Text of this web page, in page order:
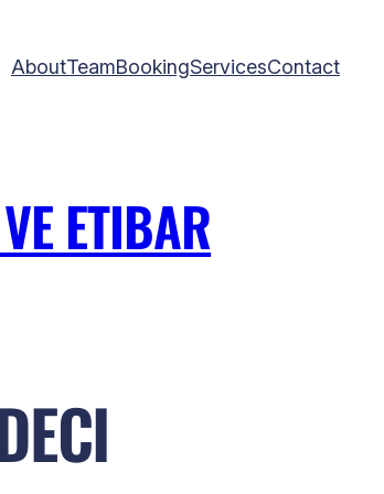
AboutTeamBookingServicesContact
ETIBAR